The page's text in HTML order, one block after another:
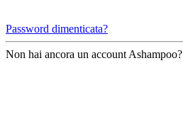
Password dimenticata?
Non hai ancora un account Ashampoo?